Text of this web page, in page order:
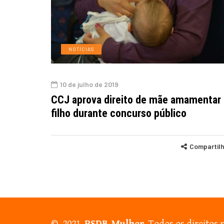
NOTÍCIAS
10 de julho de 2019
CCJ aprova direito de mãe amamentar
filho durante concurso público